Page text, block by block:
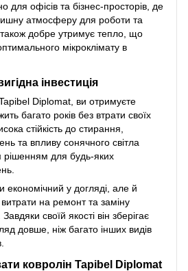
для офісів та бізнес-просторів, де
атмосферу для роботи та
також добре утримує тепло, що
мікроклімату в
інвестиція
Diplomat, ви отримуєте
багато років без втрати своїх
стійкість до стирання,
та впливу сонячного світла
рішенням для будь-яких
економічний у догляді, але й
на ремонт та заміну
своїй якості він зберігає
довше, ніж багато інших видів
ковролін Tapibel Diplomat